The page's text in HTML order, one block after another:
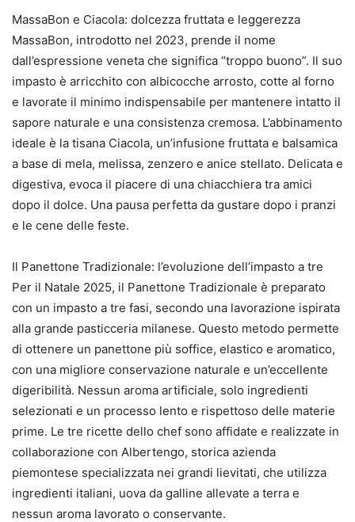
MassaBon e Ciacola: dolcezza fruttata e leggerezza
MassaBon, introdotto nel 2023, prende il nome
dall’espressione veneta che significa “troppo buono”. Il suo
impasto è arricchito con albicocche arrosto, cotte al forno
e lavorate il minimo indispensabile per mantenere intatto il
sapore naturale e una consistenza cremosa. L’abbinamento
ideale è la tisana Ciacola, un’infusione fruttata e balsamica
a base di mela, melissa, zenzero e anice stellato. Delicata e
digestiva, evoca il piacere di una chiacchiera tra amici
dopo il dolce. Una pausa perfetta da gustare dopo i pranzi
e le cene delle feste.
Il Panettone Tradizionale: l’evoluzione dell’impasto a tre
Per il Natale 2025, il Panettone Tradizionale è preparato
con un impasto a tre fasi, secondo una lavorazione ispirata
alla grande pasticceria milanese. Questo metodo permette
di ottenere un panettone più soffice, elastico e aromatico,
con una migliore conservazione naturale e un’eccellente
digeribilità. Nessun aroma artificiale, solo ingredienti
selezionati e un processo lento e rispettoso delle materie
prime. Le tre ricette dello chef sono affidate e realizzate in
collaborazione con Albertengo, storica azienda
piemontese specializzata nei grandi lievitati, che utilizza
ingredienti italiani, uova da galline allevate a terra e
nessun aroma lavorato o conservante.